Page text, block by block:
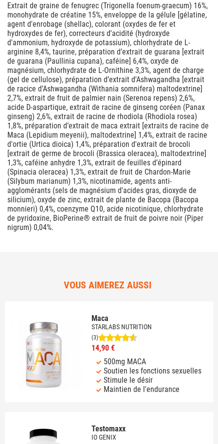
Extrait de graine de fenugrec (Trigonella foenum-graecum) 16%,
monohydrate de créatine 15%, enveloppe de la gélule [gélatine,
agent d'enrobage (shellac), colorant (oxydes de fer et
hydroxydes de fer), correcteurs d'acidité (hydroxyde
d'ammonium, hydroxyde de potassium), chlorhydrate de L-
arginine 8,4%, taurine, préparation d’extrait de guarana [extrait
de guarana (Paullinia cupana), caféine] 6,4%, oxyde de
magnésium, chlorhydrate de L-Ornithine 3,3%, agent de charge
(gel de cellulose), préparation d’extrait d'Ashwagandha [extrait
de racice d’Ashwagandha (Withania somnifera) maltodextrine]
2,7%, extrait de fruit de palmier nain (Serenoa repens) 2,6%,
acide D-aspartique, extrait de racine de ginseng coréen (Panax
ginseng) 2,6%, extrait de racine de rhodiola (Rhodiola rosea)
1,8%, préparation d’extrait de maca extrait [extraits de racine de
Maca (Lepidium meyenii), maltodextrine] 1,4%, extrait de racine
d'ortie (Urtica dioica) 1,4%, préparation d'extrait de brocoli
[extrait de germe de brocoli (Brassica oleracea), maltodextrine]
1,3%, caféine anhydre 1,3%, extrait de feuilles d’épinard
(Spinacia oleracea) 1,3%, extrait de fruit de Chardon-Marie
(Silybum marianum) 1,3%, nicotinamide, agents anti-
agglomérants (sels de magnésium d'acides gras, dioxyde de
silicium), oxyde de zinc, extrait de plante de Bacopa (Bacopa
monnieri) 0,4%, coenzyme Q10, acide nicotinique, chlorhydrate
de pyridoxine, BioPerine® extrait de fruit de poivre noir (Piper
nigrum) 0,04%.
VOUS AIMEREZ AUSSI
Maca
STARLABS NUTRITION
(3)
14,90 €
500mg MACA
Soutien les fonctions sexuelles
Stimule le désir
Maintien de l'endurance
Testomaxx
IO GENIX